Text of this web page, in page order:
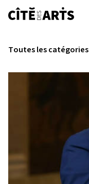
Toutes les catégories